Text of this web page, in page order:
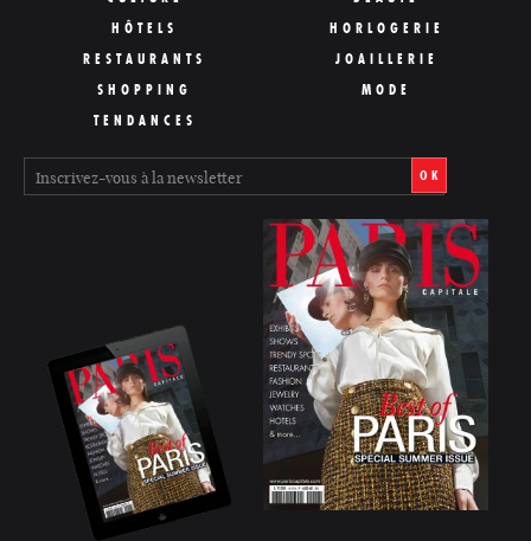
HÔTELS
RESTAURANTS
SHOPPING
TENDANCES
HORLOGERIE
JOAILLERIE
MODE
OK